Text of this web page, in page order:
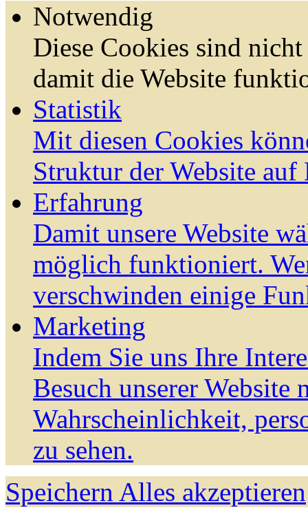
Notwendig
Diese Cookies sind
damit die Website
Statistik
Mit diesen Cookies
Struktur der Website auf
Erfahrung
Damit unsere Website
möglich funktioniert.
verschwinden einige
Marketing
Indem Sie uns Ihre
Besuch unserer Website
Wahrscheinlichkeit,
zu sehen.
Speichern Alles akzeptieren